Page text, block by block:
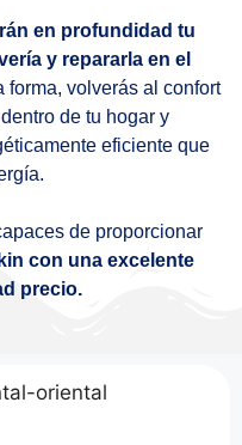
en profundidad tu
y repararla en el
forma, volverás al confort
de tu hogar y
eficiente que
de proporcionar
con una excelente
precio.